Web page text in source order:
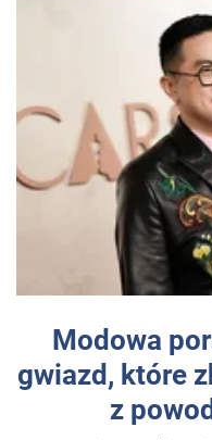
Modowa
gwiazd, które
z